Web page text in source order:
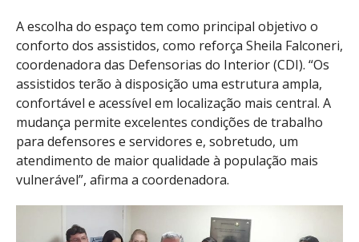
A escolha do espaço tem como principal objetivo o
conforto dos assistidos, como reforça Sheila Falconeri,
coordenadora das Defensorias do Interior (CDI). “Os
assistidos terão à disposição uma estrutura ampla,
confortável e acessível em localização mais central. A
mudança permite excelentes condições de trabalho
para defensores e servidores e, sobretudo, um
atendimento de maior qualidade à população mais
vulnerável”, afirma a coordenadora.